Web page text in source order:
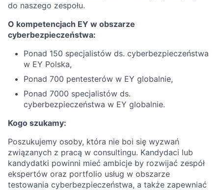
do naszego zespołu.
O kompetencjach EY w obszarze
cyberbezpieczeństwa:
Ponad 150 specjalistów ds. cyberbezpieczeństwa
w EY Polska,
Ponad 700 pentesterów w EY globalnie,
Ponad 7000 specjalistów ds.
cyberbezpieczeństwa w EY globalnie.
Kogo szukamy:
Poszukujemy osoby, która nie boi się wyzwań
związanych z pracą w consultingu. Kandydaci lub
kandydatki powinni mieć ambicje by rozwijać zespół
ekspertów oraz portfolio usług w obszarze
testowania cyberbezpieczeństwa, a także zapewniać